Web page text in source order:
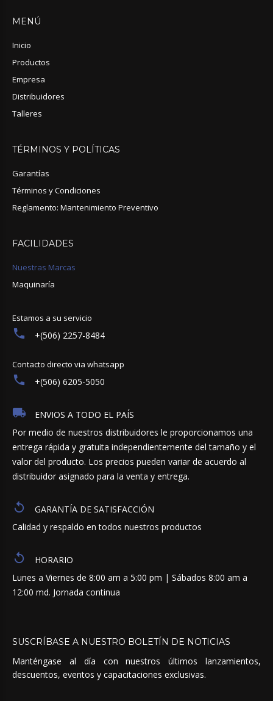
MENÚ
Inicio
Productos
Empresa
Distribuidores
Talleres
TÉRMINOS Y POLÍTICAS
Garantías
Términos y Condiciones
Reglamento: Mantenimiento Preventivo
FACILIDADES
Nuestras Marcas
Maquinaría
Estamos a su servicio
+(506) 2257-8484
Contacto directo via whatsapp
+(506) 6205-5050
ENVIOS A TODO EL PAÍS
Por medio de nuestros distribuidores le proporcionamos una
entrega rápida y gratuita independientemente del tamaño y el
valor del producto. Los precios pueden variar de acuerdo al
distribuidor asignado para la venta y entrega.
GARANTÍA DE SATISFACCIÓN
Calidad y respaldo en todos nuestros productos
HORARIO
Lunes a Viernes de 8:00 am a 5:00 pm | Sábados 8:00 am a
12:00 md. Jornada continua
SUSCRÍBASE A NUESTRO BOLETÍN DE NOTICIAS
Manténgase al día con nuestros últimos lanzamientos,
descuentos, eventos y capacitaciones exclusivas.